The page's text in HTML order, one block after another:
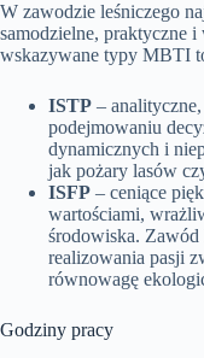
W zawodzie leśniczego
samodzielne, praktyczne
wskazywane typy MBTI
ISTP –
podejmowaniu
dynamicznych i
jak pożary lasów
ISFP – ceniące
wartościami,
środowiska. Zawód
realizowania pasji
równowagę
Godziny pracy